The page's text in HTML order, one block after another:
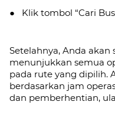
● Klik tombol “Cari
Setelahnya, Anda
menunjukkan semua
pada rute yang dipilih.
berdasarkan jam
dan pemberhentian,